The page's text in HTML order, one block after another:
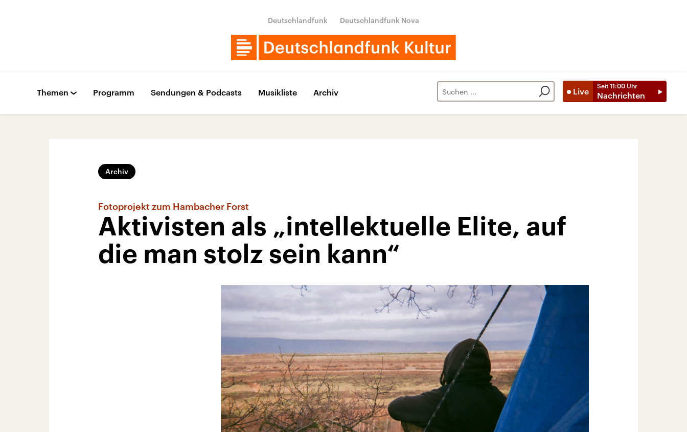
Deutschlandfunk Deutschlandfunk Nova
Live
Seit 11:00 Uhr
Nachrichten
Themen Programm Sendungen & Podcasts Musikliste Archiv
Archiv
Fotoprojekt zum Hambacher Forst
Aktivisten als „intellektuelle Elite, auf
die man stolz sein kann“